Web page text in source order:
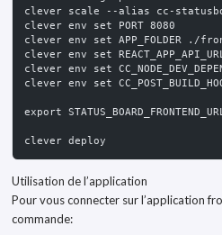
clever scale --alias cc-
clever env set PORT 8080
clever env set APP_FOLDER ./
clever env set REACT_APP_API_URL
clever env set
clever env set
export
clever deploy
Utilisation de l’application
Pour vous connecter sur l’application
commande: